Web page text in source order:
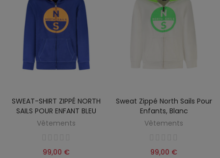
SWEAT-SHIRT ZIPPÉ NORTH
SAILS POUR ENFANT BLEU
Vêtements
99,00 €
Sweat Zippé North Sails Pour
Enfants, Blanc
Vêtements
99,00 €